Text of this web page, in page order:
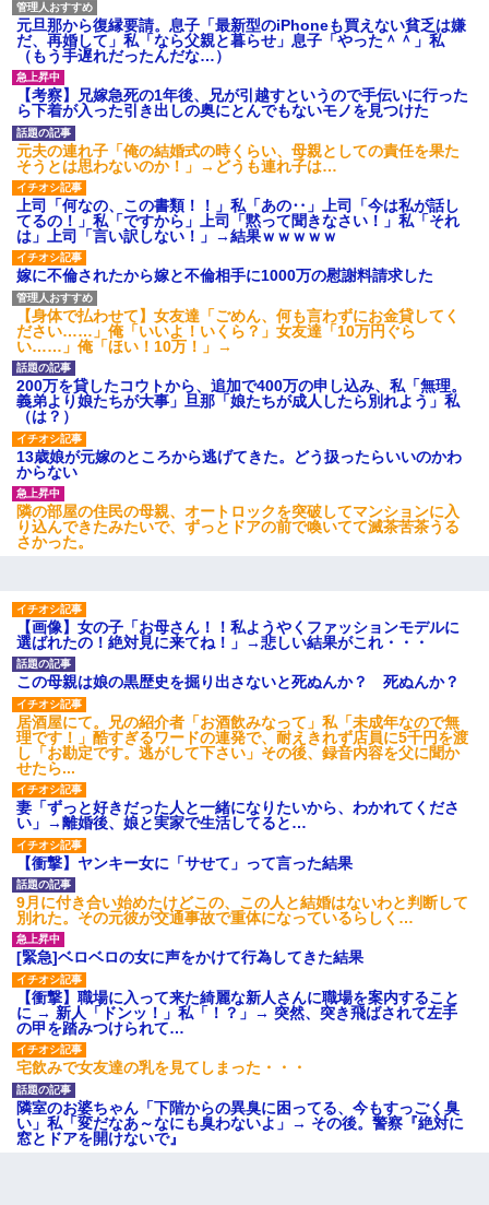
｢昨日はお兄ちゃんと一緒にお風呂に入っちゃった～｣とか毎日兄
の話をしていたA子が事故で亡くなった。→Ａ子のお母さんの話に
驚愕…
【クズ】昔、兄がお見合いして「ブスすぎｗｗｗ」と断った女性
が、兄の同級生と結婚。それを知った兄は荒れ狂い、｢嫁さん、俺
のお古ですが気分はどう？」とメールを送った→
居酒屋にて。兄の紹介者「お酒飲みなって」私「未成年なので無
理です！」酷すぎるワードの連発で、耐えきれず店員に5千円を渡
し「お勘定です。逃がして下さい」その後、録音内容を父に聞か
せたら...
元夫の連れ子「俺の結婚式の時くらい、母親としての責任を果た
そうとは思わないのか！」→どうも連れ子は…
元旦那から復縁要請。息子「最新型のiPhoneも買えない貧乏は嫌
だ、再婚して」私「なら父親と暮らせ」息子「やった＾＾」私
（もう手遅れだったんだな…）
【考察】兄嫁急死の1年後、兄が引越すというので手伝いに行った
ら下着が入った引き出しの奥にとんでもないモノを見つけた
元夫の連れ子「俺の結婚式の時くらい、母親としての責任を果た
そうとは思わないのか！」→どうも連れ子は…
上司「何なの、この書類！！」私「あの‥」上司「今は私が話し
てるの！」私「ですから」上司「黙って聞きなさい！」私「それ
は」上司「言い訳しない！」→結果ｗｗｗｗｗ
嫁に不倫されたから嫁と不倫相手に1000万の慰謝料請求した
【身体で払わせて】女友達「ごめん、何も言わずにお金貸してく
ださい……」俺「いいよ！いくら？」女友達「10万円ぐら
い……」俺「ほい！10万！」→
200万を貸したコウトから、追加で400万の申し込み、私「無理。
義弟より娘たちが大事」旦那「娘たちが成人したら別れよう」私
（は？）
13歳娘が元嫁のところから逃げてきた。どう扱ったらいいのかわ
からない
隣の部屋の住民の母親、オートロックを突破してマンションに入
り込んできたみたいで、ずっとドアの前で喚いてて滅茶苦茶うる
さかった。
【画像】女の子「お母さん！！私ようやくファッションモデルに
選ばれたの！絶対見に来てね！」→悲しい結果がこれ・・・
この母親は娘の黒歴史を掘り出さないと死ぬんか？ 死ぬんか？
居酒屋にて。兄の紹介者「お酒飲みなって」私「未成年なので無
理です！」酷すぎるワードの連発で、耐えきれず店員に5千円を渡
し「お勘定です。逃がして下さい」その後、録音内容を父に聞か
せたら...
妻「ずっと好きだった人と一緒になりたいから、わかれてくださ
い」→離婚後、娘と実家で生活してると…
【衝撃】ヤンキー女に「サせて」って言った結果
9月に付き合い始めたけどこの、この人と結婚はないわと判断して
別れた。その元彼が交通事故で重体になっているらしく…
[緊急]ベロベロの女に声をかけて行為してきた結果
【衝撃】職場に入って来た綺麗な新人さんに職場を案内すること
に → 新人「ドンッ！」私「！？」→ 突然、突き飛ばされて左手
の甲を踏みつけられて…
宅飲みで女友達の乳を見てしまった・・・
隣室のお婆ちゃん「下階からの異臭に困ってる、今もすっごく臭
い」私「変だなあ～なにも臭わないよ」→ その後。警察『絶対に
窓とドアを開けないで』